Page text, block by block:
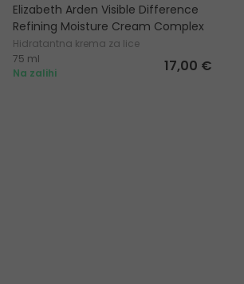
Elizabeth Arden Visible Difference
Refining Moisture Cream Complex
Hidratantna krema za lice
75 ml
Na zalihi
17,00 €